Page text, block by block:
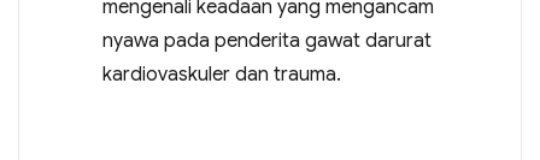
mengenali keadaan yang mengancam
nyawa pada penderita gawat darurat
kardiovaskuler dan trauma.